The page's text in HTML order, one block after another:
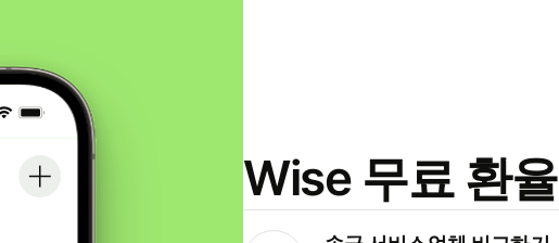
Wise 무료 환